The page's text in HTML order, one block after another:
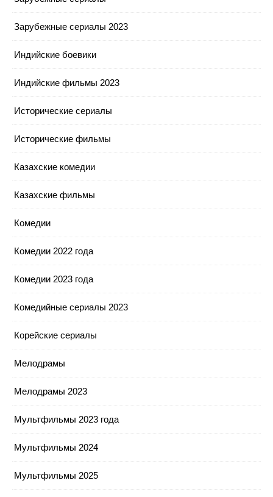
Зарубежные сериалы 2023
Индийские боевики
Индийские фильмы 2023
Исторические сериалы
Исторические фильмы
Казахские комедии
Казахские фильмы
Комедии
Комедии 2022 года
Комедии 2023 года
Комедийные сериалы 2023
Корейские сериалы
Мелодрамы
Мелодрамы 2023
Мультфильмы 2023 года
Мультфильмы 2024
Мультфильмы 2025